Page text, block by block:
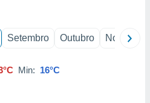
Setembro Outubro Novembro
Min: 16°C